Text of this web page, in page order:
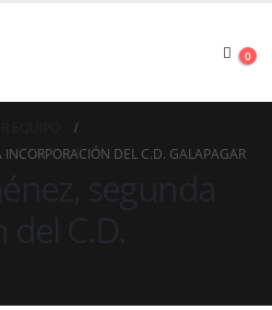
0
DEL C.D. GALAPAGAR